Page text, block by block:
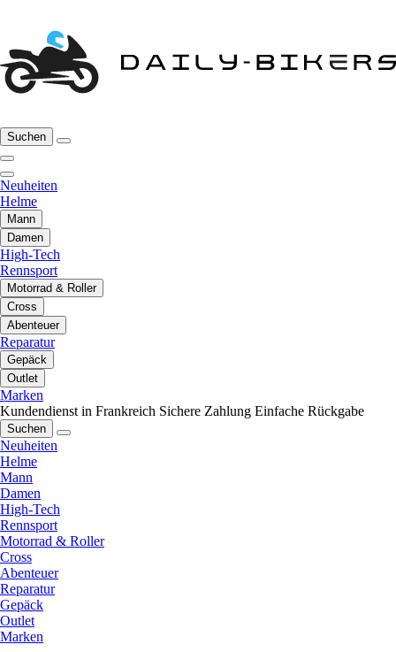
Suchen
Neuheiten
Helme
Mann
Damen
High-Tech
Rennsport
Motorrad & Roller
Cross
Abenteuer
Reparatur
Gepäck
Outlet
Marken
Kundendienst in Frankreich Sichere Zahlung Einfache Rückgabe
Suchen
Neuheiten
Helme
Mann
Damen
High-Tech
Rennsport
Motorrad & Roller
Cross
Abenteuer
Reparatur
Gepäck
Outlet
Marken